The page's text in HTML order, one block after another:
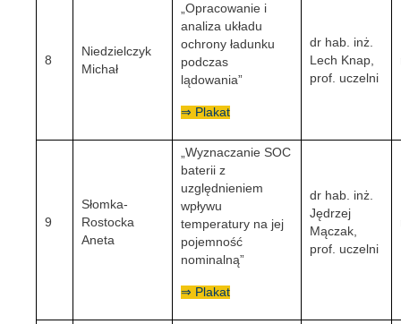
8
Niedzielczyk
Michał
„Opracowanie i
analiza układu
ochrony ładunku
podczas
lądowania”
⇒ Plakat
dr hab. inż.
Lech Knap,
prof. uczelni
9
Słomka-
Rostocka
Aneta
„Wyznaczanie SOC
baterii z
uzględnieniem
wpływu
temperatury na jej
pojemność
nominalną”
⇒ Plakat
dr hab. inż.
Jędrzej
Mączak,
prof. uczelni